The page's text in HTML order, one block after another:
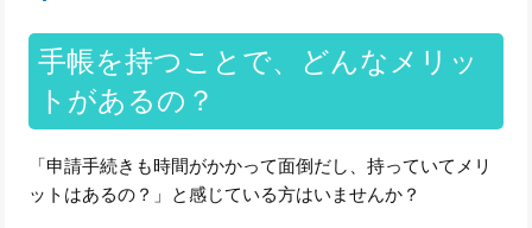
手帳を持つことで、どんなメリッ
トがあるの？
「申請手続きも時間がかかって面倒だし、持っていてメリ
ットはあるの？」と感じている方はいませんか？